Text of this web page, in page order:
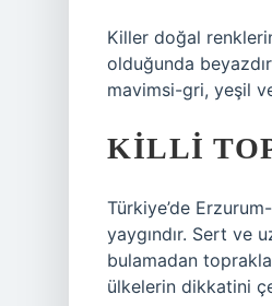
Killer doğal
olduğunda beyazdır
mavimsi-gri, yeşil
KILLI
Türkiye’de
yaygındır. Sert ve
bulamadan
ülkelerin dikkatini